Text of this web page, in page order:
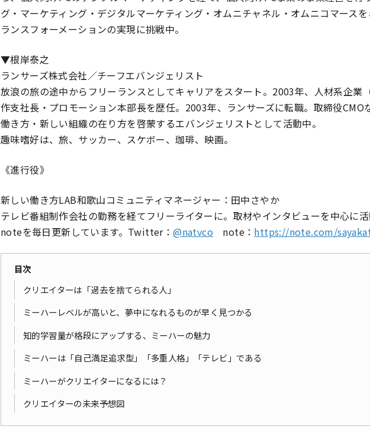
グ・マーケティング・デジタルマーケティング・オムニチャネル・オムニコマース
ランスフォーメーションの実現に挑戦中。
▼根岸泰之
ランサーズ株式会社／チーフエバンジェリスト
放浪の旅の途中からフリーランスとしてキャリアをスタート。2003年、人材系企業
作支社長・プロモーション本部長を歴任。2003年、ランサーズに転職。取締役CMO
働き方・新しい組織の在り方を啓蒙するエバンジェリストとして活動中。
趣味嗜好は、旅、サッカー、スケボー、珈琲、映画。
《進行役》
新しい働き方LAB和歌山コミュニティマネージャー：田中さやか
テレビ番組制作会社の勤務を経てフリーライターに。取材やインタビューを中心に活
noteを毎日更新しています。Twitter：@natvco note： https://note.com/
目次
クリエイターは「過去を捨てられる人」
ミーハーレベルが高いと、夢中になれるものが早く見つかる
知的学習量が格段にアップする、ミーハーの魅力
ミーハーは「自己満足追求型」「多重人格」「テレビ」である
ミーハーがクリエイターになるには？
クリエイターの未来予想図